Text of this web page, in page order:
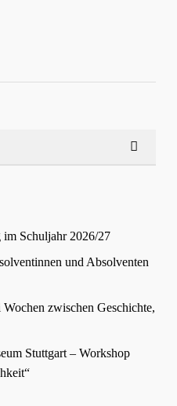
Schuljahr 2026/27
und Absolventen
zwischen Geschichte,
Stuttgart – Workshop